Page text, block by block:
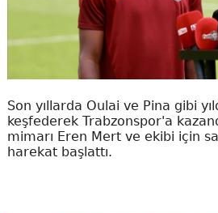
Son yıllarda Oulai ve Pina gibi
keşfederek Trabzonspor'a
mimarı Eren Mert ve ekibi için
harekat başlattı.